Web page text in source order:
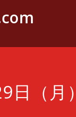
日（月